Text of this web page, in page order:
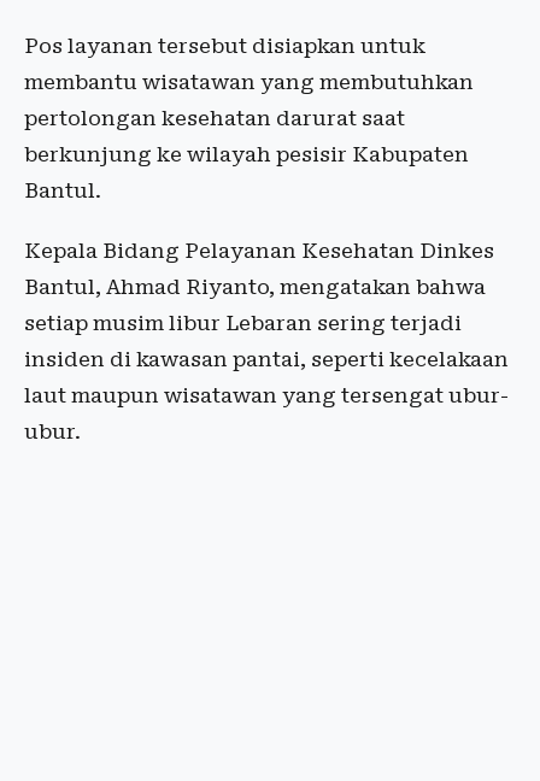
Pos layanan tersebut disiapkan untuk
membantu wisatawan yang membutuhkan
pertolongan kesehatan darurat saat
berkunjung ke wilayah pesisir Kabupaten
Bantul.
Kepala Bidang Pelayanan Kesehatan Dinkes
Bantul, Ahmad Riyanto, mengatakan bahwa
setiap musim libur Lebaran sering terjadi
insiden di kawasan pantai, seperti kecelakaan
laut maupun wisatawan yang tersengat ubur-
ubur.